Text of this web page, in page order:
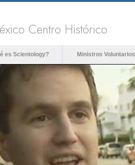
Centro Histórico
es Scientology? Ministros Voluntarios